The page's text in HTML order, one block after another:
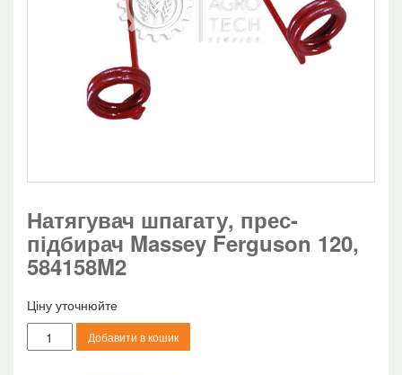
Натягувач шпагату, прес-
підбирач Massey Ferguson 120,
584158M2
Ціну уточнюйте
Натягувач
шпагату,
Добавити в кошик